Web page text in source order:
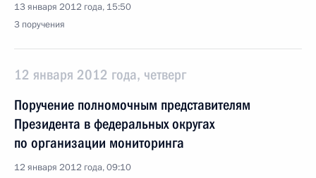
13 января 2012 года, 15:50
3 поручения
12 января 2012 года, четверг
Поручение полномочным представителям
Президента в федеральных округах
по организации мониторинга
12 января 2012 года, 09:10